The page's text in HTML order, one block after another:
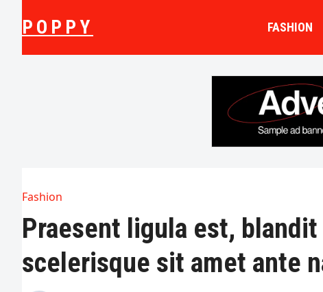
content
POPPY FASHION
Fashion
Praesent ligula est,
scelerisque sit amet ante